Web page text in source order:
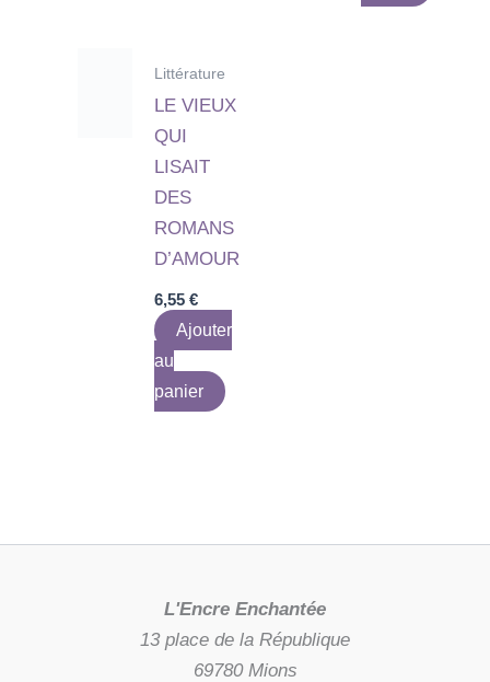
Littérature
LE VIEUX
QUI
LISAIT
DES
ROMANS
D’AMOUR
6,55€
Ajouter
au
panier
L'Encre Enchantée
13 place de la République
69780 Mions